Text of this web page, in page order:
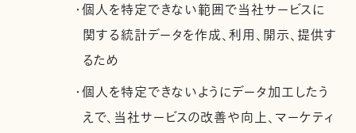
・個人を特定できない範囲で当社サービスに
関する統計データを作成、利用、開示、提供す
るため
・個人を特定できないようにデータ加工したう
えで、当社サービスの改善や向上、マーケティ